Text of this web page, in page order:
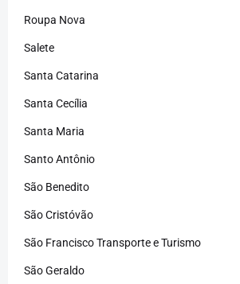
Roupa Nova
Salete
Santa Catarina
Santa Cecília
Santa Maria
Santo Antônio
São Benedito
São Cristóvão
São Francisco Transporte e Turismo
São Geraldo